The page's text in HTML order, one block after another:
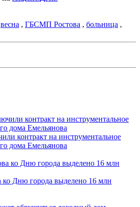
весна , ГБСМП Ростова , больница ,
контракт на инструментальное
дома Емельянова
ко Дню города выделено 16 млн